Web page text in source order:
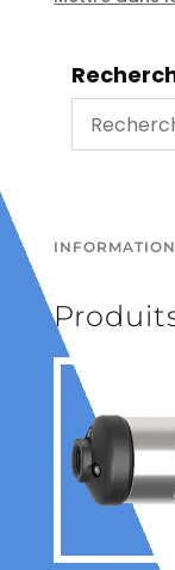
diam1.35mm
0.7mm
50mm